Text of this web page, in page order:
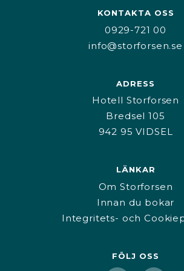
KONTAKTA OSS
0929-721 00
info@storforsen.se
ADRESS
Hotell Storforsen
Bredsel 105
942 95 VIDSEL
LÄNKAR
Om Storforsen
Innan du bokar
Integritets- och
FÖLJ OSS